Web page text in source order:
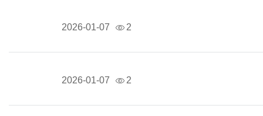
2026-01-07 2
2026-01-07 2